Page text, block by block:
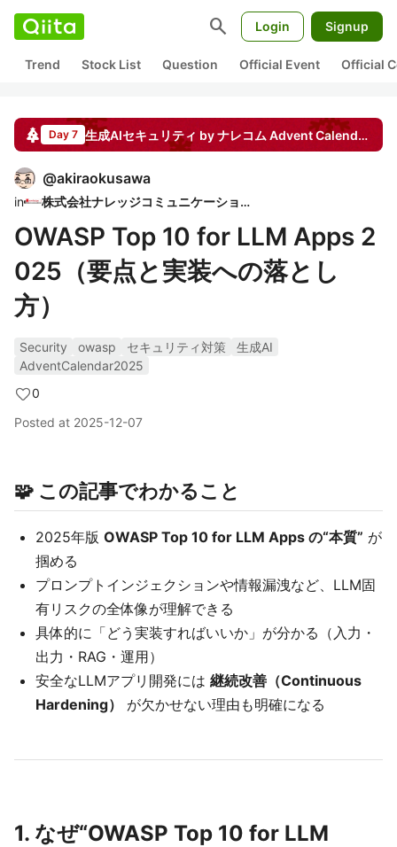
search Login Signup
Trend Stock List Question Official Event Official
Day 7 生成AIセキュリティ by ナレコム Advent Calendar
@akiraokusawa
in 株式会社ナレッジコミュニケーション
OWASP Top 10 for LLM Apps 2
025（要点と実装への落とし
方）
Security owasp セキュリティ対策
生成AI
AdventCalendar2025
0
Posted at 2025-12-07
🧩 この記事でわかること
2025年版 OWASP Top 10 for LLM Apps の“本質” が
掴める
プロンプトインジェクションや情報漏洩など、LLM固
有リスクの全体像が理解できる
具体的に「どう実装すればいいか」が分かる（入力・
出力・RAG・運用）
安全なLLMアプリ開発には 継続改善（Continuous
Hardening）
が欠かせない理由も明確になる
1. なぜ“OWASP Top 10 for LLM